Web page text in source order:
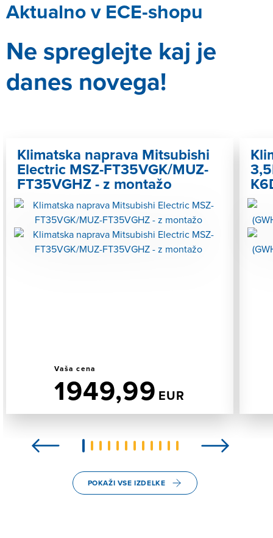
Aktualno v ECE-shopu
POKAŽI VSE IZDELKE
Previous Next
Ne spreglejte kaj je
danes novega!
Klimatska naprava Mitsubishi
Electric MSZ-FT35VGK/MUZ-
FT35VGHZ - z montažo
Vaša cena
1949,99 EUR